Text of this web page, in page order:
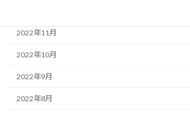
2022年11月
2022年10月
2022年9月
2022年8月